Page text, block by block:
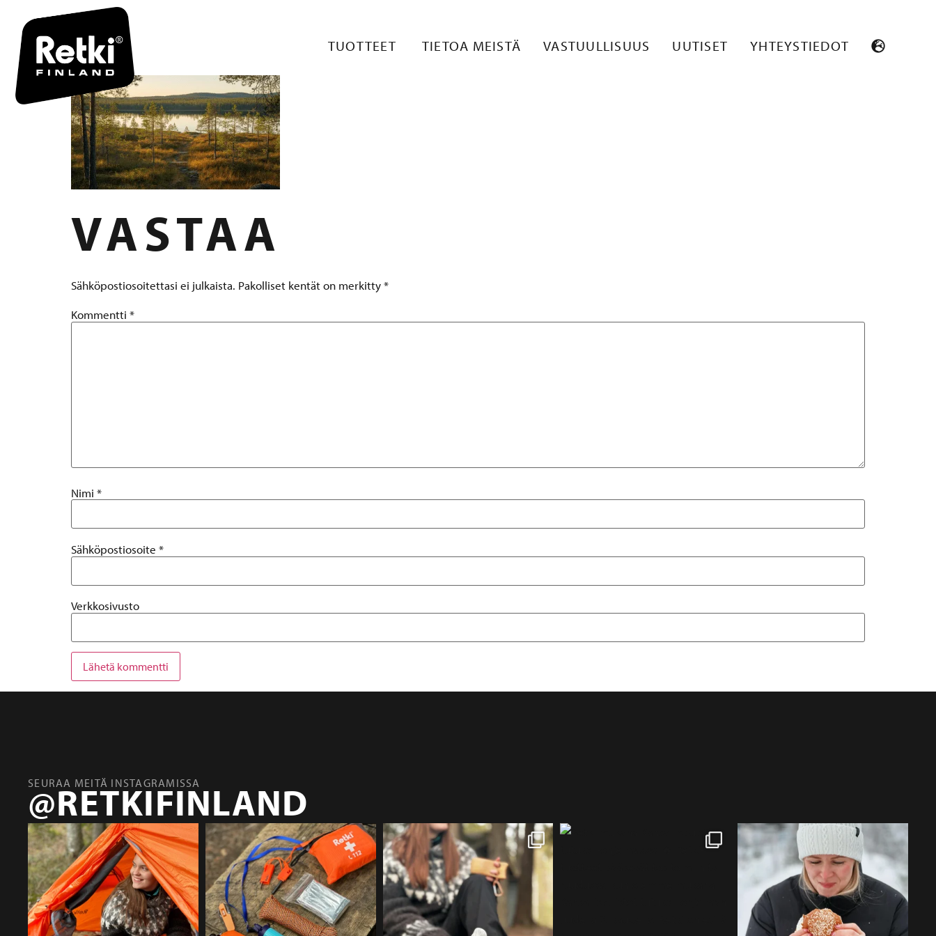
TUOTTEET TIETOA MEISTÄ VASTUULLISUUS UUTISET YHTEYSTIEDOT
RETKI-VASTUULLISUUS
VASTAA
Sähköpostiosoitettasi ei julkaista. Pakolliset kentät on merkitty*
Kommentti *
Nimi *
Sähköpostiosoite *
Verkkosivusto
SEURAA MEITÄ INSTAGRAMISSA
@RETKIFINLAND